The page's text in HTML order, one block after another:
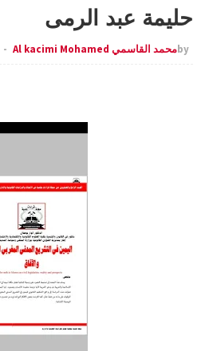
حليمة عبد الرمى
byمحمد القاسمي Al kacimi Mohamed